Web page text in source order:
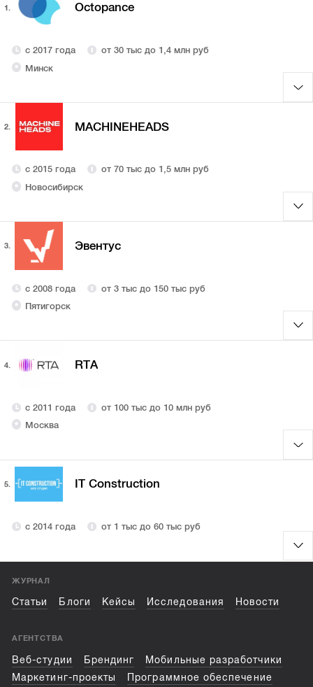
1. Octopance
с 2017 года
от 30 тыс до 1,4 млн руб
Минск
2. MACHINEHEADS
с 2015 года
от 70 тыс до 1,5 млн руб
Новосибирск
3. Эвентус
с 2008 года
от 3 тыс до 150 тыс руб
Пятигорск
4. RTA
с 2011 года
от 100 тыс до 10 млн руб
Москва
5. IT Construction
с 2014 года от 1 тыс до 60 тыс руб
ЖУРНАЛ
Статьи Блоги Кейсы Исследования Новости
АГЕНТСТВА
Веб-студии Брендинг
Мобильные разработчики
Маркетинг-проекты
Программное обеспечение